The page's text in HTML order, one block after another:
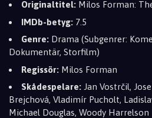
Originaltitel: Milos Forman:
IMDb-betyg: 7.5
Genre: Drama (Subgenrer:
Dokumentär, Storfilm)
Regissör: Milos Forman
Skådespelare: Jan Vostrčil,
Brejchová, Vladimír Pucholt,
Michael Douglas, Woody Harrelson